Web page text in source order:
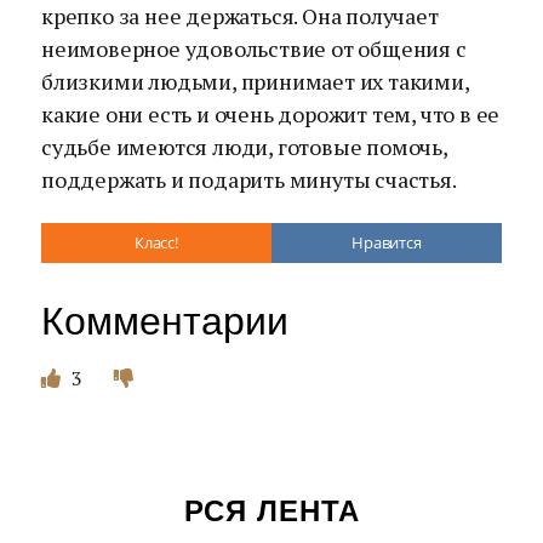
крепко за нее держаться. Она получает
неимоверное удовольствие от общения с
близкими людьми, принимает их такими,
какие они есть и очень дорожит тем, что в ее
судьбе имеются люди, готовые помочь,
поддержать и подарить минуты счастья.
Класс! Нравится
Комментарии
3
РСЯ ЛЕНТА